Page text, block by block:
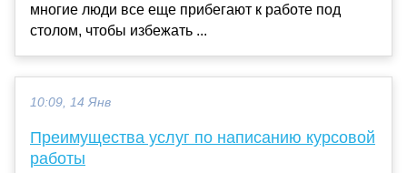
многие люди все еще прибегают к работе под
столом, чтобы избежать ...
10:09, 14 Янв
Преимущества услуг по написанию курсовой
работы